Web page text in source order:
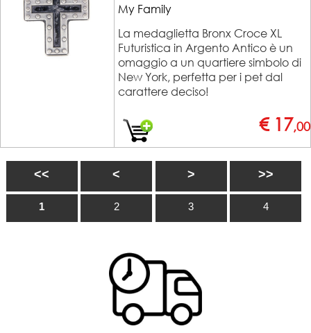
My Family
La medaglietta Bronx Croce XL
Futuristica in Argento Antico è un
omaggio a un quartiere simbolo di
New York, perfetta per i pet dal
carattere deciso!
€ 17,00
<< < > >>
1 2 3 4